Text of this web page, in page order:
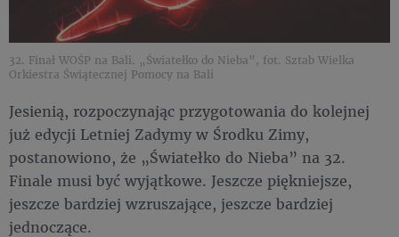
32. Finał WOŚP na Bali. „Światełko do Nieba”, fot. Sztab Wielka
Orkiestra Świątecznej Pomocy na Bali
Jesienią, rozpoczynając przygotowania do kolejnej
już edycji Letniej Zadymy w Środku Zimy,
postanowiono, że „Światełko do Nieba” na 32.
Finale musi być wyjątkowe. Jeszcze piękniejsze,
jeszcze bardziej wzruszające, jeszcze bardziej
jednoczące.